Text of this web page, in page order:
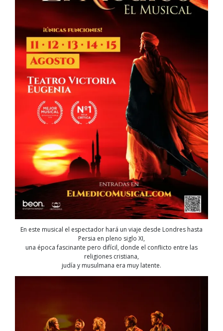
En este musical el espectador hará un viaje desde Londres hasta
Persia en pleno siglo XI,
una época fascinante pero difícil, donde el conflicto entre las
religiones cristiana,
judía y musulmana era muy latente.